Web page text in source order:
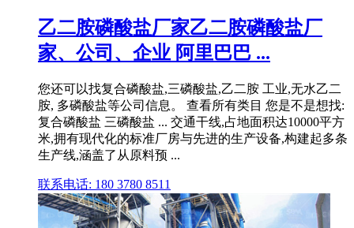
乙二胺磷酸盐厂家乙二胺磷酸盐厂
家、公司、企业 阿里巴巴 ...
您还可以找复合磷酸盐,三磷酸盐,乙二胺 工业,无水乙二
胺, 多磷酸盐等公司信息。 查看所有类目 您是不是想找:
复合磷酸盐 三磷酸盐 ... 交通干线,占地面积达10000平方
米,拥有现代化的标准厂房与先进的生产设备,构建起多条
生产线,涵盖了从原料预 ...
联系电话: 180 3780 8511